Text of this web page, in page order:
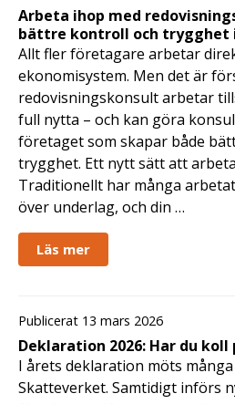
Arbeta ihop med
bättre kontroll och
Allt fler företagare arbetar
ekonomisystem. Men det är
redovisningskonsult arbetar
full nytta – och kan göra
företaget som skapar både
trygghet. Ett nytt sätt att
Traditionellt har många
över underlag, och din …
Läs mer
Publicerat 13 mars 2026
Deklaration 2026: Har du
I årets deklaration möts
Skatteverket. Samtidigt införs